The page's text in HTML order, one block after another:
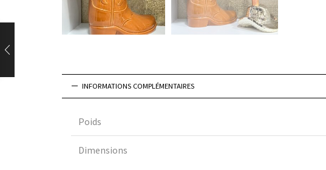
INFORMATIONS COMPLÉMENTAIRES
Poids
Dimensions